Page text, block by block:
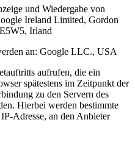
und Wiedergabe von
Ireland Limited, Gordon
Irland
an: Google LLC., USA
aufrufen, die ein
spätestens im Zeitpunkt der
zu den Servern des
Hierbei werden bestimmte
Adresse, an den Anbieter